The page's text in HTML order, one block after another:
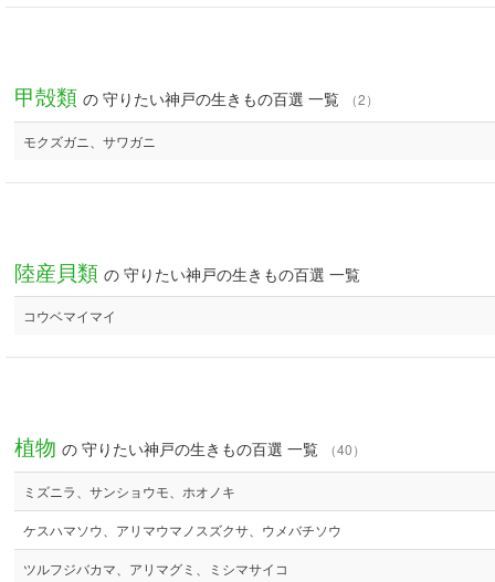
甲殻類 の 守りたい神戸の生きもの百選 一覧 （2）
モクズガニ、サワガニ
陸産貝類 の 守りたい神戸の生きもの百選 一覧
コウベマイマイ
植物 の 守りたい神戸の生きもの百選 一覧 （40）
ミズニラ、サンショウモ、ホオノキ
ケスハマソウ、アリマウマノスズクサ、ウメバチソウ
ツルフジバカマ、アリマグミ、ミシマサイコ